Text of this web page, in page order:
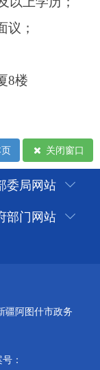
关闭窗口
委局网站
部门网站
疆阿图什市政务
：